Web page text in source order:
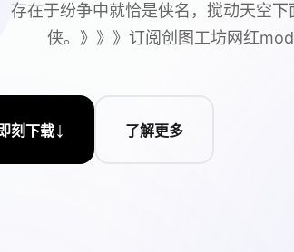
存在于纷争中就恰是侠名，搅动天空
侠。》》》订阅创图工坊网红
即刻下载↓ 了解更多